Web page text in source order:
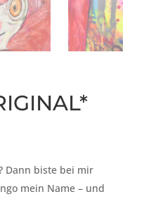
Dann biste bei mir
mein Name – und